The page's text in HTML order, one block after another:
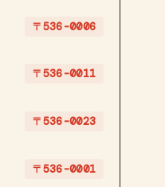
〒536-0006
〒536-0011
〒536-0023
〒536-0001